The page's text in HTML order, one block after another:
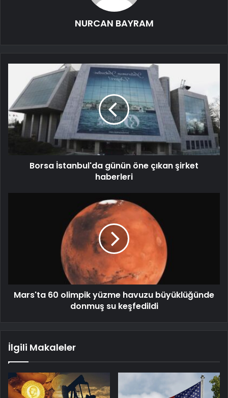
NURCAN BAYRAM
Borsa İstanbul'da günün öne çıkan şirket
haberleri
Mars'ta 60 olimpik yüzme havuzu büyüklüğünde
donmuş su keşfedildi
İlgili Makaleler